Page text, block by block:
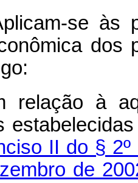
se às
relação à
II do §
de